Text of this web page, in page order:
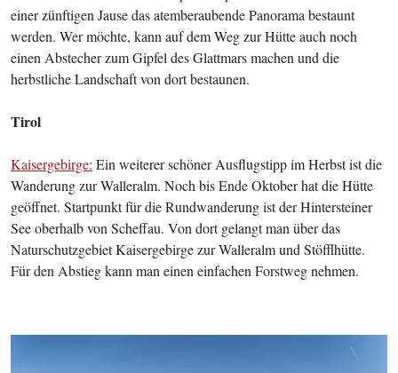
einer zünftigen Jause das atemberaubende Panorama bestaunt
werden. Wer möchte, kann auf dem Weg zur Hütte auch noch
einen Abstecher zum Gipfel des Glattmars machen und die
herbstliche Landschaft von dort bestaunen.
Tirol
Kaisergebirge: Ein weiterer schöner Ausflugstipp im Herbst ist die
Wanderung zur Walleralm. Noch bis Ende Oktober hat die Hütte
geöffnet. Startpunkt für die Rundwanderung ist der Hintersteiner
See oberhalb von Scheffau. Von dort gelangt man über das
Naturschutzgebiet Kaisergebirge zur Walleralm und Stöfflhütte.
Für den Abstieg kann man einen einfachen Forstweg nehmen.